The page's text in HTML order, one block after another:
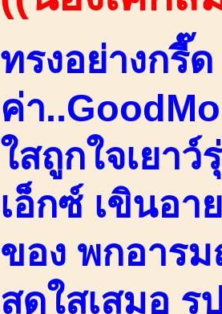
ทรงอย่างกรี๊
ค่า
ใสถูกใจเยา
เอ็กซ์ เขินอ
ของ พกอาร
สดใสเสมอ